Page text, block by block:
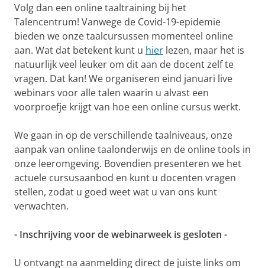
Volg dan een online taaltraining bij het
Talencentrum! Vanwege de Covid-19-epidemie
bieden we onze taalcursussen momenteel online
aan. Wat dat betekent kunt u hier lezen, maar het is
natuurlijk veel leuker om dit aan de docent zelf te
vragen. Dat kan! We organiseren eind januari live
webinars voor alle talen waarin u alvast een
voorproefje krijgt van hoe een online cursus werkt.
We gaan in op de verschillende taalniveaus, onze
aanpak van online taalonderwijs en de online tools in
onze leeromgeving. Bovendien presenteren we het
actuele cursusaanbod en kunt u docenten vragen
stellen, zodat u goed weet wat u van ons kunt
verwachten.
- Inschrijving voor de webinarweek is gesloten -
U ontvangt na aanmelding direct de juiste links om